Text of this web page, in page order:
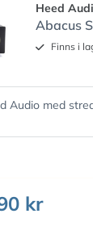
Heed
Abacus S
Finns i
Audio med
kr